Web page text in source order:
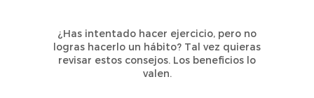
¿Has intentado hacer ejercicio, pero no
logras hacerlo un hábito? Tal vez quieras
revisar estos consejos. Los beneficios lo
valen.